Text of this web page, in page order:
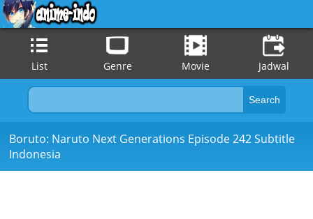
List Genre Movie Jadwal
Boruto: Naruto Next Generations Episode 242 Subtitle
Indonesia